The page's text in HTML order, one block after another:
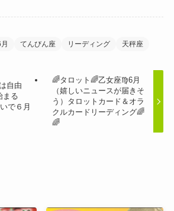
てんびん座 リーディング 天秤座
自由
まる
で６月
🌈タロット🌈乙女座♍️6月
（嬉しいニュースが届きそ
う）タロットカード＆オラ
クルカードリーディング🌈
🌈